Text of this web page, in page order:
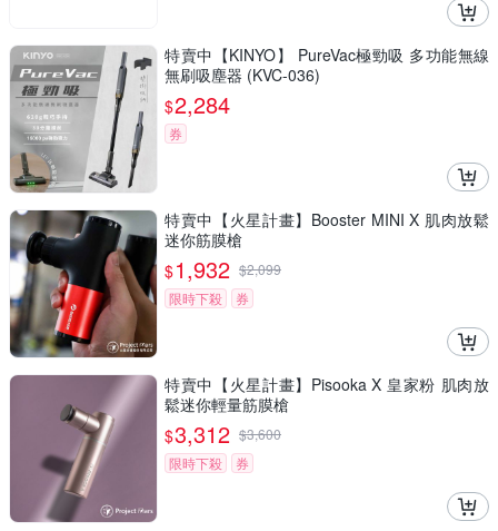
特賣中【KINYO】 PureVac極勁吸 多功能無線
無刷吸塵器 (KVC-036)
$2,284
券
特賣中【火星計畫】Booster MINI X 肌肉放鬆
迷你筋膜槍
$1,932 $2,099
限時下殺
券
特賣中【火星計畫】Pisooka X 皇家粉 肌肉放
鬆迷你輕量筋膜槍
$3,312 $3,600
限時下殺
券